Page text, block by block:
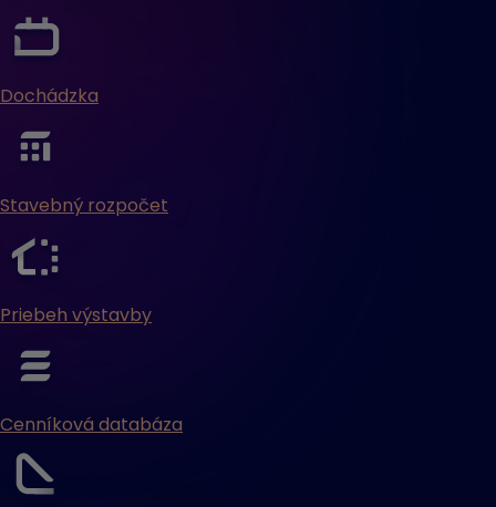
Dochádzka
Stavebný rozpočet
Priebeh výstavby
Cenníková databáza